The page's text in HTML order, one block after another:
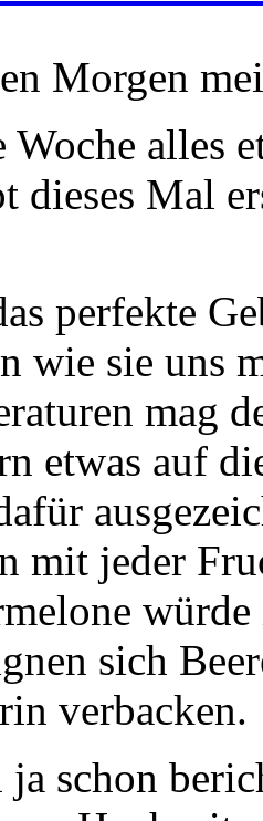
Morgen
Woche alles
dieses Mal
perfekte
wie sie uns
mag
etwas auf
mit jeder
sich
verbacken.
schon